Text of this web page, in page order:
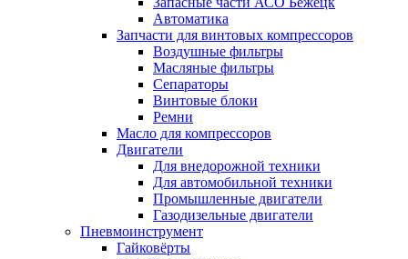
Автоматика
Запчасти для винтовых компрессоров
Воздушные фильтры
Масляные фильтры
Сепараторы
Винтовые блоки
Ремни
Масло для компрессоров
Двигатели
Для внедорожной техники
Для автомобильной техники
Промышленные двигатели
Газодизельные двигатели
Пневмоинструмент
Гайковёрты